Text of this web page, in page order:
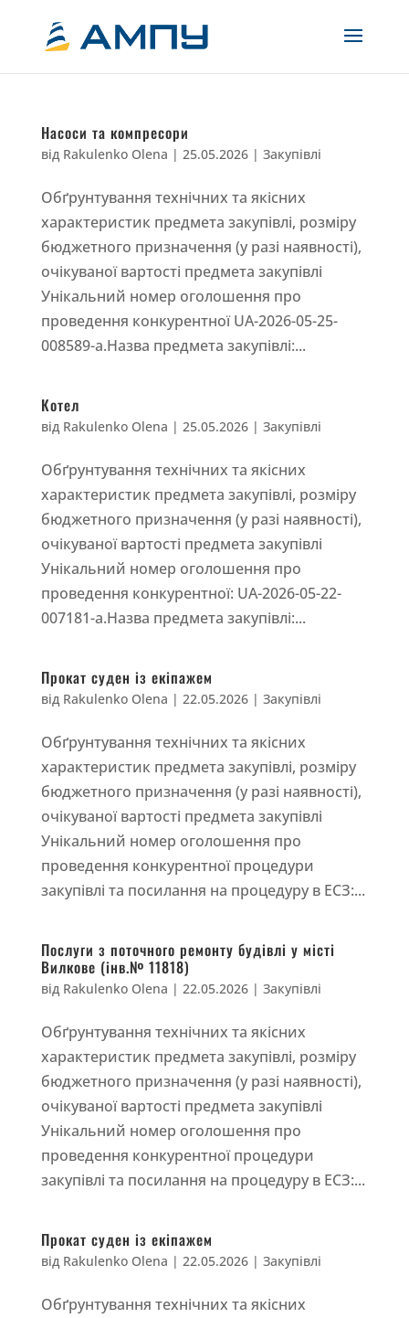
Насоси та компресори
від Rakulenko Olena | 25.05.2026| Закупівлі
Обґрунтування технічних та якісних
характеристик предмета закупівлі, розміру
бюджетного призначення (у разі наявності),
очікуваної вартості предмета закупівлі
Унікальний номер оголошення про
проведення конкурентної UA-2026-05-25-
008589-a.Назва предмета закупівлі:...
Котел
від Rakulenko Olena | 25.05.2026| Закупівлі
Обґрунтування технічних та якісних
характеристик предмета закупівлі, розміру
бюджетного призначення (у разі наявності),
очікуваної вартості предмета закупівлі
Унікальний номер оголошення про
проведення конкурентної: UA-2026-05-22-
007181-a.Назва предмета закупівлі:...
Прокат суден із екіпажем
від Rakulenko Olena | 22.05.2026| Закупівлі
Обґрунтування технічних та якісних
характеристик предмета закупівлі, розміру
бюджетного призначення (у разі наявності),
очікуваної вартості предмета закупівлі
Унікальний номер оголошення про
проведення конкурентної процедури
закупівлі та посилання на процедуру в ЕСЗ:...
Послуги з поточного ремонту будівлі у місті
Вилкове (інв.№ 11818)
від Rakulenko Olena | 22.05.2026| Закупівлі
Обґрунтування технічних та якісних
характеристик предмета закупівлі, розміру
бюджетного призначення (у разі наявності),
очікуваної вартості предмета закупівлі
Унікальний номер оголошення про
проведення конкурентної процедури
закупівлі та посилання на процедуру в ЕСЗ:...
Прокат суден із екіпажем
від Rakulenko Olena | 22.05.2026| Закупівлі
Обґрунтування технічних та якісних